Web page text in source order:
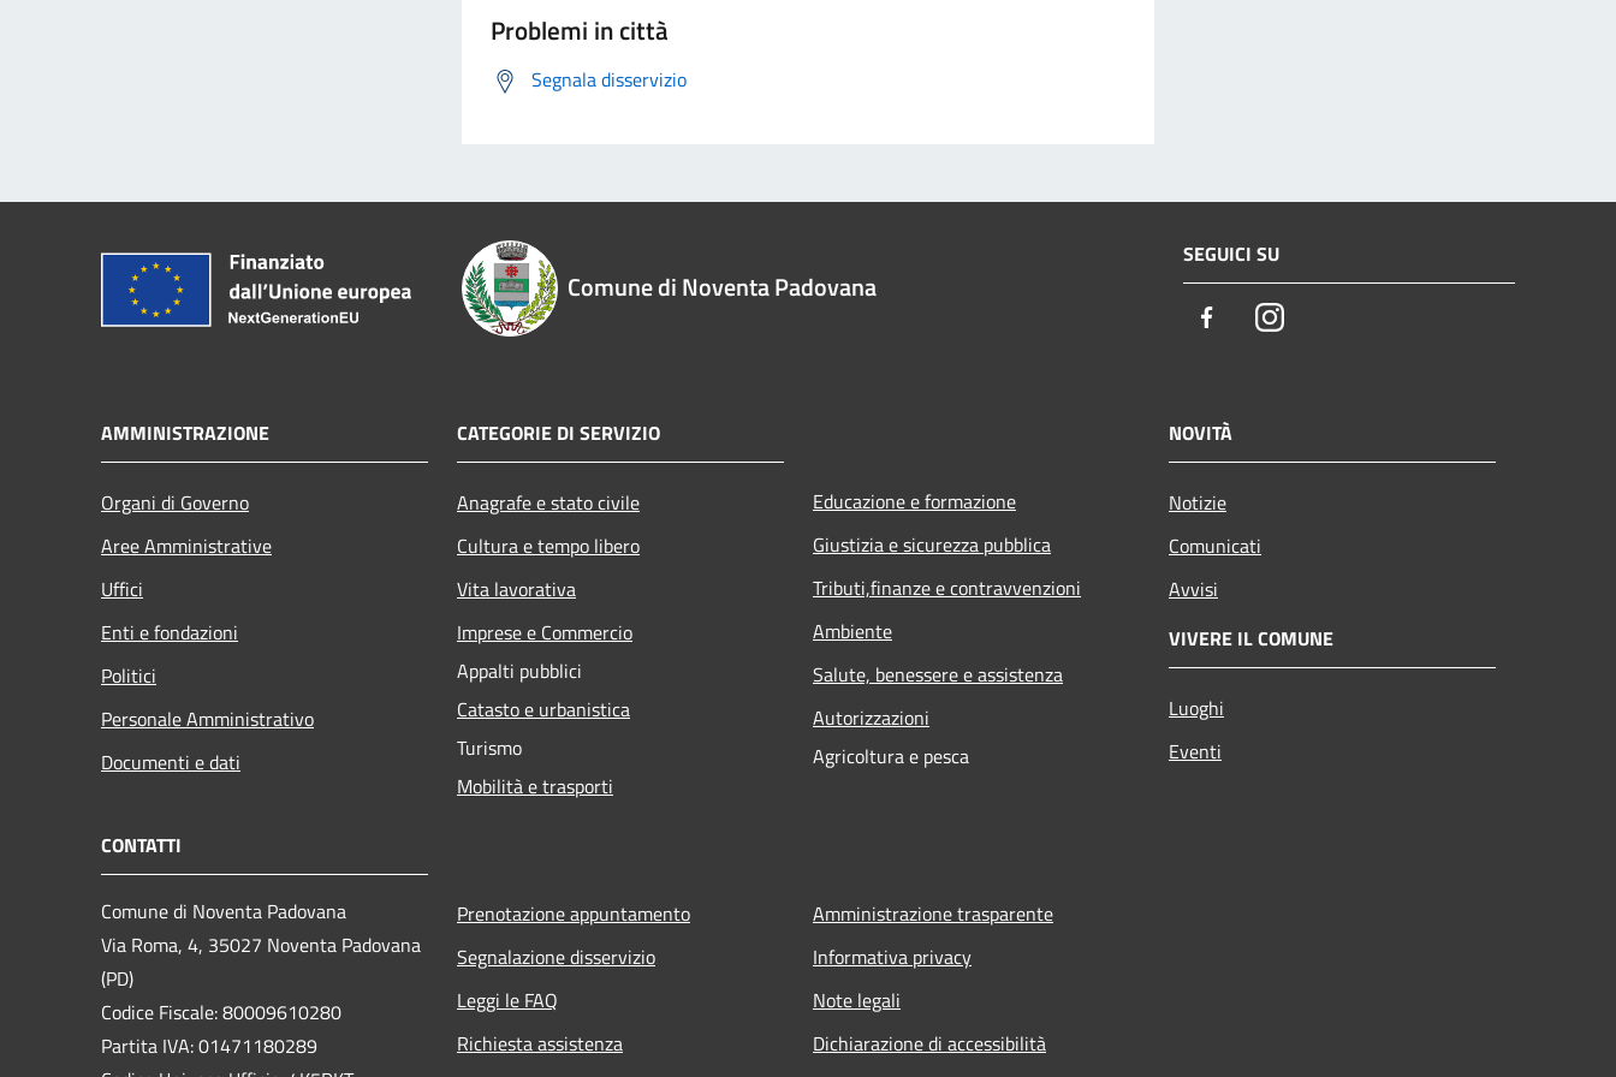
Problemi in città
Segnala disservizio
Comune di Noventa Padovana
SEGUICI SU
FacebookInstagram
AMMINISTRAZIONE
Organi di Governo
Aree Amministrative
Uffici
Enti e fondazioni
Politici
Personale Amministrativo
Documenti e dati
CATEGORIE DI SERVIZIO
Anagrafe e stato civile
Cultura e tempo libero
Vita lavorativa
Imprese e Commercio
Appalti pubblici
Catasto e urbanistica
Turismo
Mobilità e trasporti
Educazione e formazione
Giustizia e sicurezza pubblica
Tributi,finanze e contravvenzioni
Ambiente
Salute, benessere e assistenza
Autorizzazioni
Agricoltura e pesca
NOVITÀ
Notizie
Comunicati
Avvisi
VIVERE IL COMUNE
Luoghi
Eventi
CONTATTI
Comune di Noventa Padovana
Via Roma, 4, 35027 Noventa Padovana
(PD)
Codice Fiscale: 80009610280
Partita IVA: 01471180289
Prenotazione appuntamento
Segnalazione disservizio
Leggi le FAQ
Richiesta assistenza
Amministrazione trasparente
Informativa privacy
Note legali
Dichiarazione di accessibilità